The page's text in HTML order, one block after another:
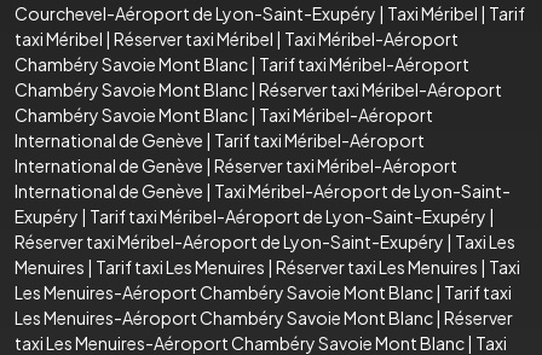
Courchevel-Aéroport de Lyon-Saint-Exupéry | Taxi Méribel | Tarif
taxi Méribel | Réserver taxi Méribel | Taxi Méribel-Aéroport
Chambéry Savoie Mont Blanc| Tarif taxi Méribel-Aéroport
Chambéry Savoie Mont Blanc| Réserver taxi Méribel-Aéroport
Chambéry Savoie Mont Blanc| Taxi Méribel-Aéroport
International de Genève | Tarif taxi Méribel-Aéroport
International de Genève | Réserver taxi Méribel-Aéroport
International de Genève | Taxi Méribel-Aéroport de Lyon-Saint-
Exupéry | Tarif taxi Méribel-Aéroport de Lyon-Saint-Exupéry |
Réserver taxi Méribel-Aéroport de Lyon-Saint-Exupéry | Taxi Les
Menuires | Tarif taxi Les Menuires | Réserver taxi Les Menuires | Taxi
Les Menuires-Aéroport Chambéry Savoie Mont Blanc| Tarif taxi
Les Menuires-Aéroport Chambéry Savoie Mont Blanc| Réserver
taxi Les Menuires-Aéroport Chambéry Savoie Mont Blanc| Taxi